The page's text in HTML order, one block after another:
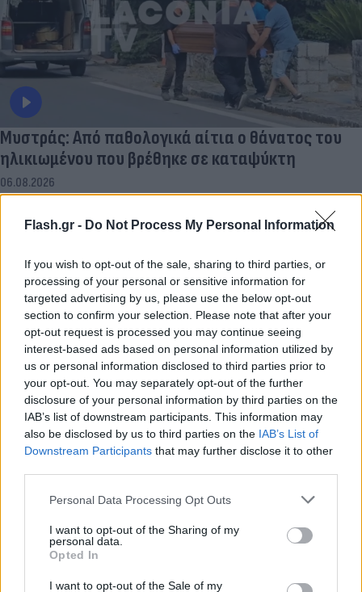
Flash.gr - Do Not Process My Personal Information
If you wish to opt-out of the sale, sharing to third parties, or
processing of your personal or sensitive information for
targeted advertising by us, please use the below opt-out
section to confirm your selection. Please note that after your
opt-out request is processed you may continue seeing
interest-based ads based on personal information utilized by
us or personal information disclosed to third parties prior to
your opt-out. You may separately opt-out of the further
disclosure of your personal information by third parties on the
IAB’s list of downstream participants. This information may
also be disclosed by us to third parties on the IAB’s List of
Downstream Participants that may further disclose it to other
Please note that this website/app uses one or more Google
not limited to your visit or usage behaviour. You may click to
grant or deny consent to Google and its third-party tags to
use your data for below specified purposes in below Google
consent section.
Personal Data Processing Opt Outs
I want to opt-out of the Sharing of my
personal data.
Opted In
I want to opt-out of the Sale of my
Μυστράς: Από παθολογικά αίτια ο θάνατος του
ηλικιωμένου που βρέθηκε σε καταψύκτη
06.08.2026
Breitbart: «Ο Τραμπ θα μείνει στην Ιστορία αν
συμβάλλει στην επιστροφή των Γλυπτών του
Παρθενώνα»
06.08.2026